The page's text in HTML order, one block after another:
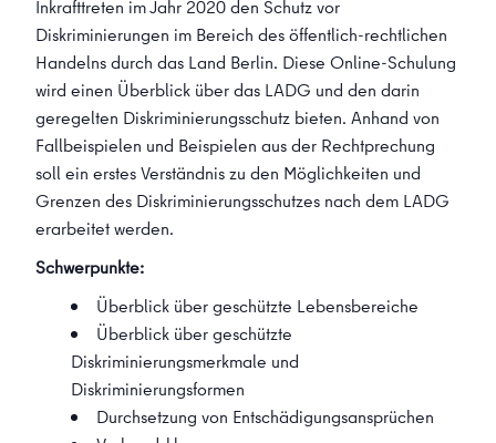
Inkrafttreten im Jahr 2020 den Schutz vor
Diskriminierungen im Bereich des öffentlich-rechtlichen
Handelns durch das Land Berlin. Diese Online-Schulung
wird einen Überblick über das LADG und den darin
geregelten Diskriminierungsschutz bieten. Anhand von
Fallbeispielen und Beispielen aus der Rechtprechung
soll ein erstes Verständnis zu den Möglichkeiten und
Grenzen des Diskriminierungsschutzes nach dem LADG
erarbeitet werden.
Schwerpunkte:
Überblick über geschützte Lebensbereiche
Überblick über geschützte
Diskriminierungsmerkmale und
Diskriminierungsformen
Durchsetzung von Entschädigungsansprüchen